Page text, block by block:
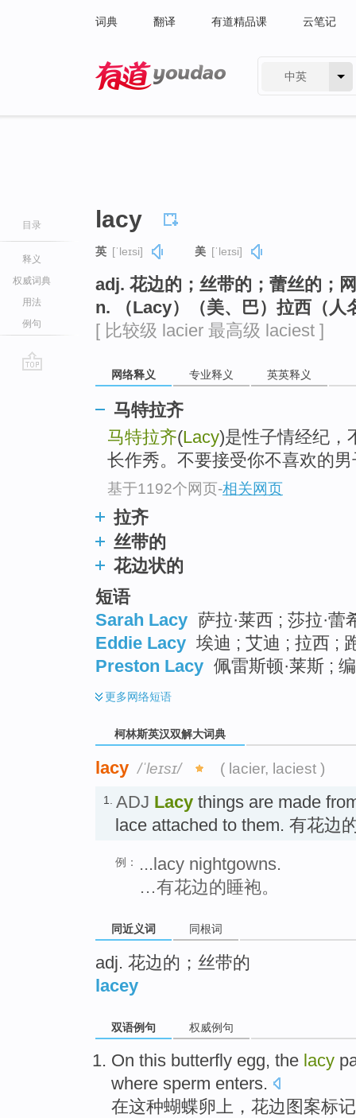
词典 翻译 有道精品课 云笔记
中英
目录
释义
权威词典
用法
例句
lacy
英 [ˈleɪsi] 美 [ˈleɪsi]
adj. 花边的；丝带的；蕾丝的；
n. （Lacy）（美、巴）拉西（人
[ 比较级 lacier 最高级 laciest ]
网络释义 专业释义 英英释义
马特拉齐
马特拉齐(Lacy)是性子情经纪，
长作秀。不要接受你不喜欢的
基于1192个网页-相关网页
拉齐
丝带的
花边状的
短语
Sarah Lacy 萨拉·莱西 ; 莎拉·蕾
Eddie Lacy 埃迪 ; 艾迪 ; 拉西 ;
Preston Lacy 佩雷斯顿·莱斯 ;
更多网络短语
柯林斯英汉双解大词典
lacy /ˈleɪsɪ/ ( lacier, laciest )
1. ADJ Lacy things are made
lace attached to them. 有花边
例：
...lacy nightgowns.
…有花边的睡袍。
同近义词 同根词
adj. 花边的；丝带的
lacey
双语例句 权威例句
On this butterfly egg, the lacy
where sperm enters.
在这种蝴蝶卵上， 花边 图案标记